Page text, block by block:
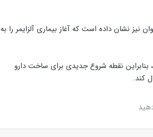
نشان داده است که آغاز بیماری آلزایمر را به
بنابراین نقطه شروع جدیدی برای ساخت دارو
کند.